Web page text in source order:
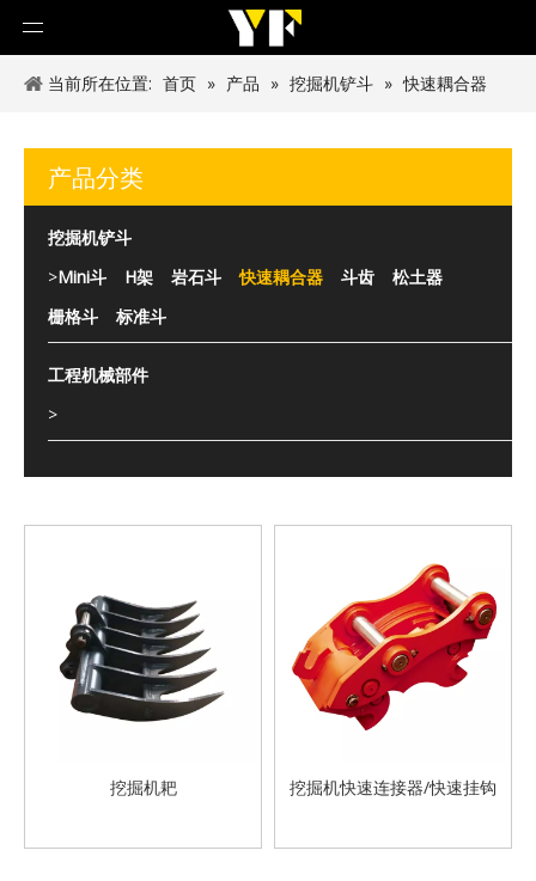
当前所在位置: 首页 » 产品 » 挖掘机铲斗 » 快速耦合器
产品分类
挖掘机铲斗
>Mini斗 H架 岩石斗 快速耦合器 斗齿
松土器
栅格斗
标准斗
工程机械部件
>
挖掘机耙 挖掘机快速连接器/快速挂钩